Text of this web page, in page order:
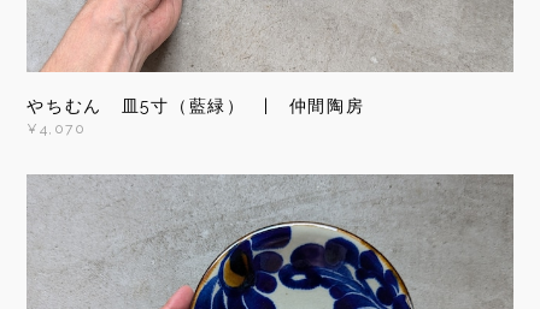
やちむん 皿5寸（藍緑） | 仲間陶房
¥4,070